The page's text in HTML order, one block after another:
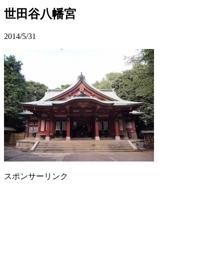
世田谷八幡宮
2014/5/31
スポンサーリンク